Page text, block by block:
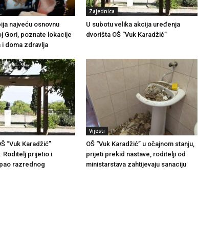
najveću osnovnu
Gori, poznate lokacije
i doma zdravlja
Zajednica
U subotu velika akcija uređenja
dvorišta OŠ “Vuk Karadžić”
“Vuk Karadžić”
Roditelj prijetio i
razrednog
Vijesti
OŠ “Vuk Karadžić” u očajnom stanju,
prijeti prekid nastave, roditelji od
ministarstava zahtijevaju sanaciju